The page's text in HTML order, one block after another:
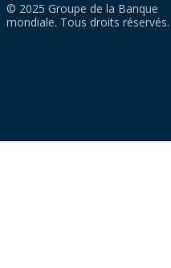
© 2025 Groupe de la Banque
mondiale. Tous droits réservés.